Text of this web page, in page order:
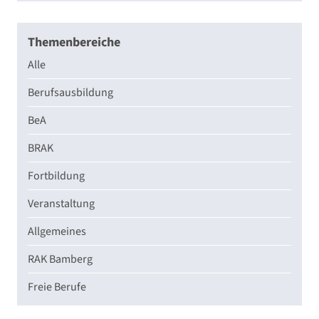
Themenbereiche
Alle
Berufsausbildung
BeA
BRAK
Fortbildung
Veranstaltung
Allgemeines
RAK Bamberg
Freie Berufe